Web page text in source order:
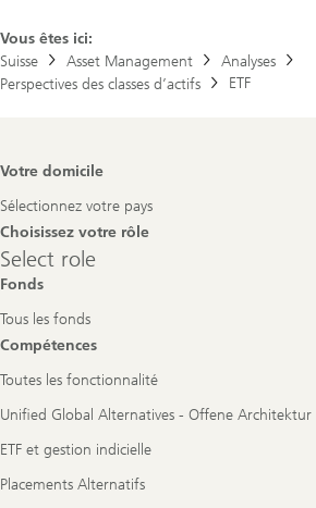
Vous êtes ici:
Suisse
Asset Management
Analyses
Perspectives des classes d’actifs
ETF
Footer
Votre domicile
Sélectionnez votre pays
Choisissez votre rôle
Select
role
Select role
Fonds
Tous les fonds
Compétences
Toutes les fonctionnalité
Unified Global Alternatives - Offene Architektur
ETF et gestion indicielle
Placements Alternatifs